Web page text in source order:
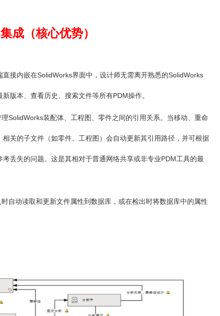
成（核心优势）
直接内嵌在SolidWorks界面中，设计师无需离开熟悉的SolidWorks
版本、查看历史、搜索文件等所有PDM操作。
SolidWorks装配体、工程图、零件之间的引用关系。当移动、重命
关的子文件（如零件、工程图）会自动更新其引用路径，并可根据
丢失的问题‌。这是其相对于普通网络共享或非专业PDM工具的最
自动读取和更新文件属性到数据库，或在检出时将数据库中的属性